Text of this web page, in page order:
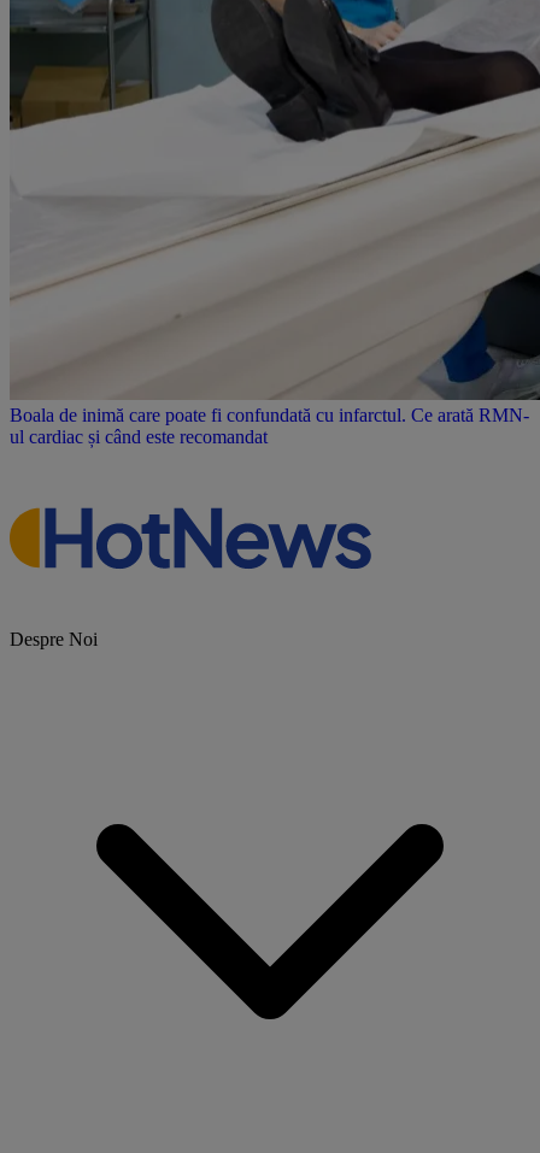
Boala de inimă care poate fi confundată cu infarctul. Ce arată RMN-
ul cardiac și când este recomandat
Despre Noi